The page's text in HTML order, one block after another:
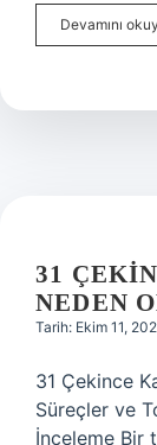
Devamını
31
NEDEN
Tarih: Ekim 11,
31 Çekince
Süreçler ve
İnceleme Bir